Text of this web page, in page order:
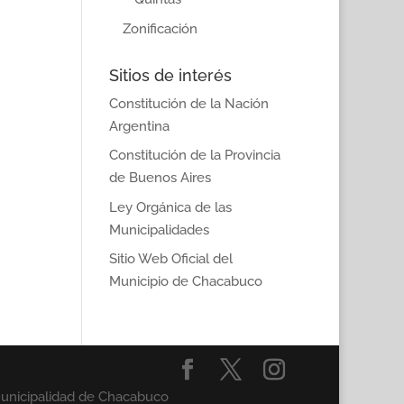
Zonificación
Sitios de interés
Constitución de la Nación
Argentina
Constitución de la Provincia
de Buenos Aires
Ley Orgánica de las
Municipalidades
Sitio Web Oficial del
Municipio de Chacabuco
de Chacabuco